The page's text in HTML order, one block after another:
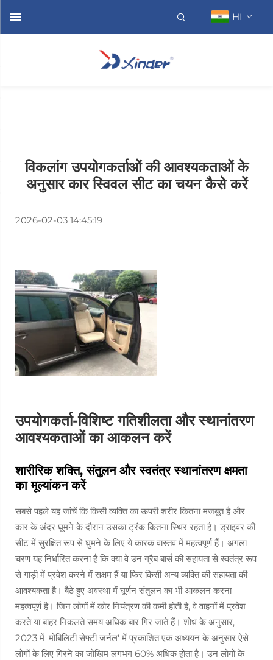
HI
विकलांग उपयोगकर्ताओं की आवश्यकताओं के
अनुसार कार स्विवल सीट का चयन कैसे करें
2026-02-03 14:45:19
उपयोगकर्ता-विशिष्ट गतिशीलता और स्थानांतरण
आवश्यकताओं का आकलन करें
शारीरिक शक्ति, संतुलन और स्वतंत्र स्थानांतरण क्षमता
का मूल्यांकन करें
सबसे पहले यह जांचें कि किसी व्यक्ति का ऊपरी शरीर कितना मजबूत है और
कार के अंदर घूमने के दौरान उसका ट्रंक कितना स्थिर रहता है। ड्राइवर की
सीट में सुरक्षित रूप से घुमने के लिए ये कारक वास्तव में महत्वपूर्ण हैं। अगला
चरण यह निर्धारित करना है कि क्या वे उन ग्रैब बार्स की सहायता से स्वतंत्र रूप
से गाड़ी में प्रवेश करने में सक्षम हैं या फिर किसी अन्य व्यक्ति की सहायता की
आवश्यकता है। बैठे हुए अवस्था में घूर्णन संतुलन का भी आकलन करना
महत्वपूर्ण है। जिन लोगों में कोर नियंत्रण की कमी होती है, वे वाहनों में प्रवेश
करते या बाहर निकलते समय अधिक बार गिर जाते हैं। शोध के अनुसार,
2023 में 'मोबिलिटी सेफ्टी जर्नल' में प्रकाशित एक अध्ययन के अनुसार ऐसे
लोगों के लिए गिरने का जोखिम लगभग 60% अधिक होता है। उन लोगों के